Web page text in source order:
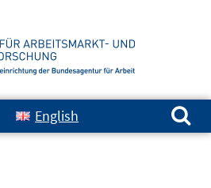
English
Suchen nach: